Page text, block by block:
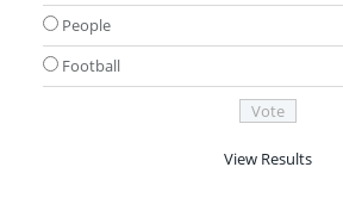
People
Football
View Results